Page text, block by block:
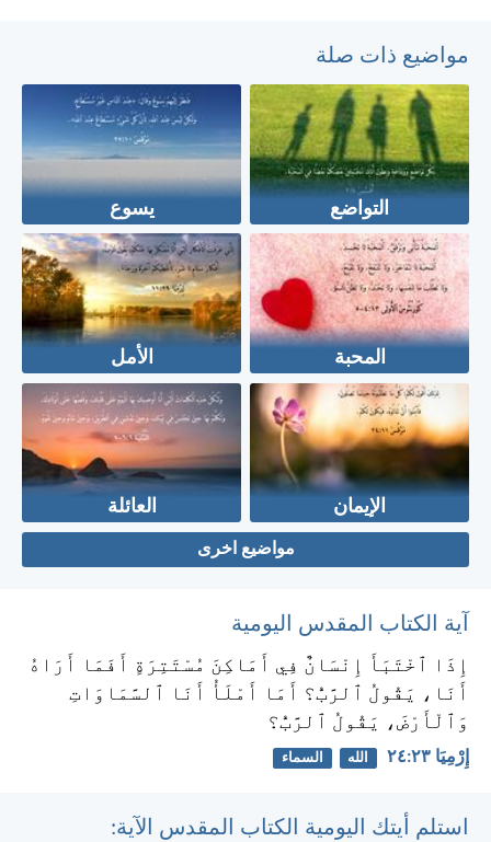
مواضيع ذات صلة
التواضع يسوع
المحبة الأمل
الإيمان العائلة
مواضيع اخرى
آية الكتاب المقدس اليومية
إِذَا ٱخْتَبَأَ إِنْسَانٌ فِي أَمَاكِنَ مُسْتَتِرَةٍ أَفَمَا أَرَاهُ
أَنَا، يَقُولُ ٱلرَّبُّ؟ أَمَا أَمْلَأُ أَنَا ٱلسَّمَاوَاتِ
وَٱلْأَرْضَ، يَقُولُ ٱلرَّبُّ؟
إِرْمِيَا ٢٣:‏٢٤ الله السماء
استلم أيتك اليومية الكتاب المقدس الآية: